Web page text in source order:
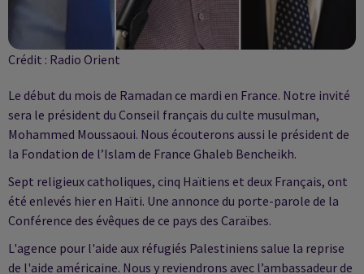
Crédit : Radio Orient
Le début du mois de Ramadan ce mardi en France. Notre invité
sera le président du Conseil français du culte musulman,
Mohammed Moussaoui. Nous écouterons aussi le président de
la Fondation de l’Islam de France Ghaleb Bencheikh.
Sept religieux catholiques, cinq Haïtiens et deux Français, ont
été enlevés hier en Haïti. Une annonce du porte-parole de la
Conférence des évêques de ce pays des Caraïbes.
L'agence pour l'aide aux réfugiés Palestiniens salue la reprise
de l'aide américaine. Nous y reviendrons avec l’ambassadeur de